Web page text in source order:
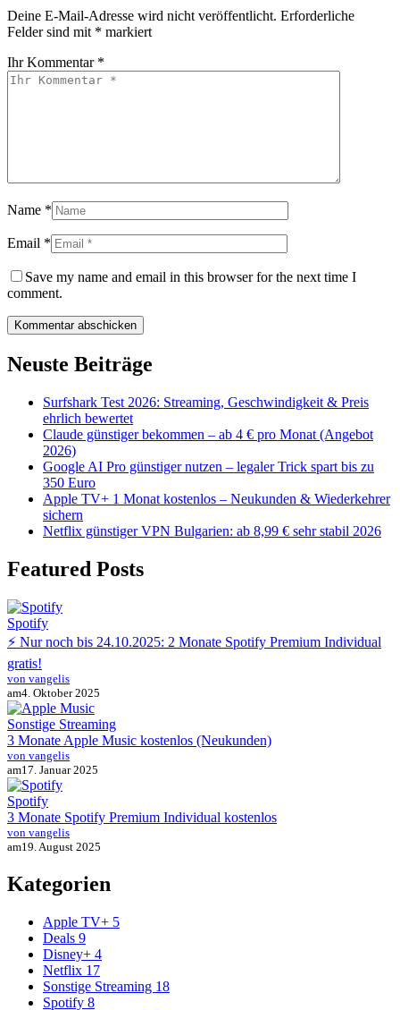
Deine E-Mail-Adresse wird nicht veröffentlicht. Erforderliche
Felder sind mit * markiert
Ihr Kommentar *
Name *
Email *
Save my name and email in this browser for the next time I
comment.
Kommentar abschicken
Neuste Beiträge
Surfshark Test 2026: Streaming, Geschwindigkeit & Preis
ehrlich bewertet
Claude günstiger bekommen – ab 4 € pro Monat (Angebot
2026)
Google AI Pro günstiger nutzen – legaler Trick spart bis zu
350 Euro
Apple TV+ 1 Monat kostenlos – Neukunden & Wiederkehrer
sichern
Netflix günstiger VPN Bulgarien: ab 8,99 € sehr stabil 2026
Featured Posts
Spotify
⚡ Nur noch bis 24.10.2025: 2 Monate Spotify Premium Individual
gratis!
von vangelis
am4. Oktober 2025
Sonstige Streaming
3 Monate Apple Music kostenlos (Neukunden)
von vangelis
am17. Januar 2025
Spotify
3 Monate Spotify Premium Individual kostenlos
von vangelis
am19. August 2025
Kategorien
Apple TV+ 5
Deals 9
Disney+ 4
Netflix 17
Sonstige Streaming 18
Spotify 8